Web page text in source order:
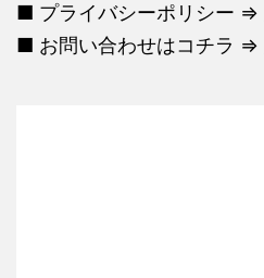
■ プライバシーポリシー ⇒
■ お問い合わせはコチラ ⇒